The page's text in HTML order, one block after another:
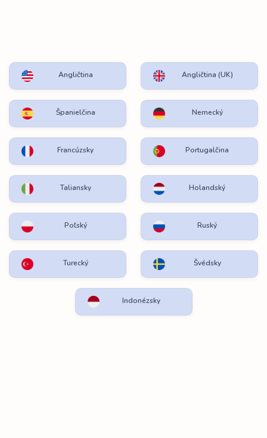
Angličtina Angličtina (UK)
Španielčina Nemecký
Francúzsky Portugalčina
Taliansky Holandský
Poľský Ruský
Turecký Švédsky
Indonézsky